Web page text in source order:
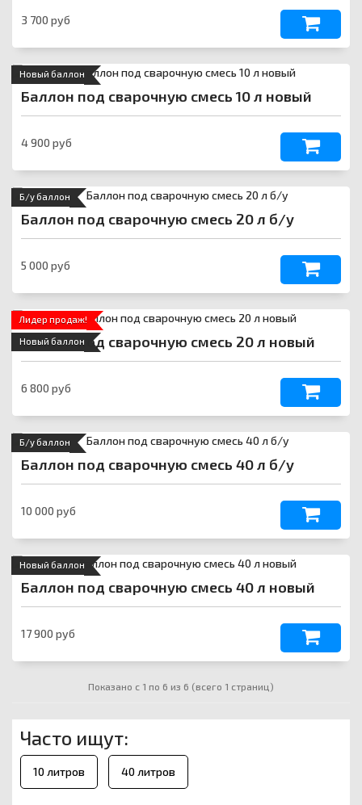
3 700 руб
Новый баллон
Баллон под сварочную смесь 10 л новый
4 900 руб
Б/у баллон
Баллон под сварочную смесь 20 л б/у
5 000 руб
Лидер продаж!
Новый баллон
Баллон под сварочную смесь 20 л новый
6 800 руб
Б/у баллон
Баллон под сварочную смесь 40 л б/у
10 000 руб
Новый баллон
Баллон под сварочную смесь 40 л новый
17 900 руб
Показано с 1 по 6 из 6 (всего 1 страниц)
Часто ищут:
10 литров 40 литров